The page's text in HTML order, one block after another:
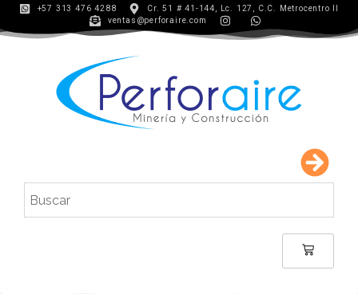
+57 313 476 4288
Cr. 51 # 41-144, Lc. 127, C.C. Metrocentro II
ventas@perforaire.com